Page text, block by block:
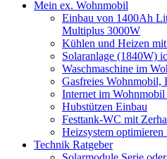
Mein ex. Wohnmobil
Einbau von 1400Ah
Multiplus 3000W
Kühlen und Heizen
Solaranlage (1840W)
Waschmaschine im
Gasfreies Wohnmobil,
Internet im
Hubstützen Einbau
Festtank-WC mit
Heizsystem
Technik Ratgeber